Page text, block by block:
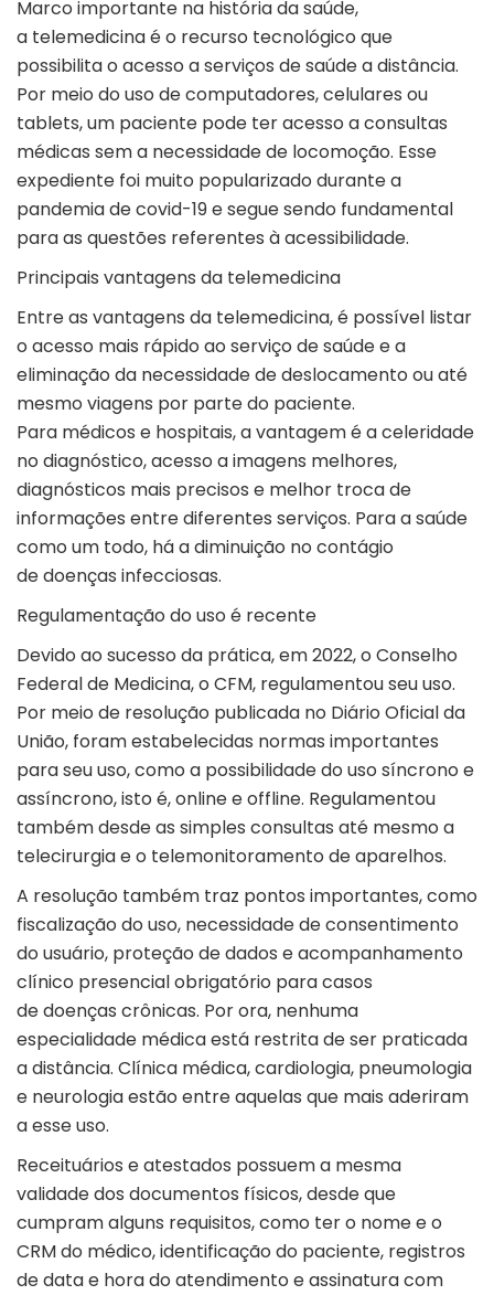
Marco importante na história da saúde,
a telemedicina é o recurso tecnológico que
possibilita o acesso a serviços de saúde a distância.
Por meio do uso de computadores, celulares ou
tablets, um paciente pode ter acesso a consultas
médicas sem a necessidade de locomoção. Esse
expediente foi muito popularizado durante a
pandemia de covid-19 e segue sendo fundamental
para as questões referentes à acessibilidade.
Principais vantagens da telemedicina
Entre as vantagens da telemedicina, é possível listar
o acesso mais rápido ao serviço de saúde e a
eliminação da necessidade de deslocamento ou até
mesmo viagens por parte do paciente.
Para médicos e hospitais, a vantagem é a celeridade
no diagnóstico, acesso a imagens melhores,
diagnósticos mais precisos e melhor troca de
informações entre diferentes serviços. Para a saúde
como um todo, há a diminuição no contágio
de doenças infecciosas.
Regulamentação do uso é recente
Devido ao sucesso da prática, em 2022, o Conselho
Federal de Medicina, o CFM, regulamentou seu uso.
Por meio de resolução publicada no Diário Oficial da
União, foram estabelecidas normas importantes
para seu uso, como a possibilidade do uso síncrono e
assíncrono, isto é, online e offline. Regulamentou
também desde as simples consultas até mesmo a
telecirurgia e o telemonitoramento de aparelhos.
A resolução também traz pontos importantes, como
fiscalização do uso, necessidade de consentimento
do usuário, proteção de dados e acompanhamento
clínico presencial obrigatório para casos
de doenças crônicas. Por ora, nenhuma
especialidade médica está restrita de ser praticada
a distância. Clínica médica, cardiologia, pneumologia
e neurologia estão entre aquelas que mais aderiram
a esse uso.
Receituários e atestados possuem a mesma
validade dos documentos físicos, desde que
cumpram alguns requisitos, como ter o nome e o
CRM do médico, identificação do paciente, registros
de data e hora do atendimento e assinatura com